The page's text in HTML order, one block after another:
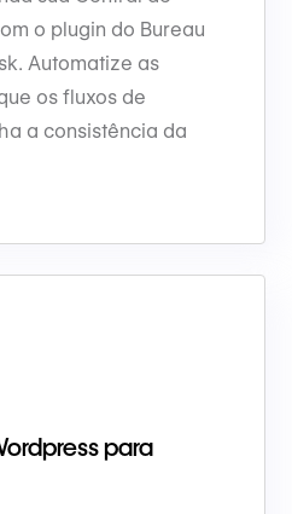
o plugin do Bureau
Automatize as
os fluxos de
a consistência da
para